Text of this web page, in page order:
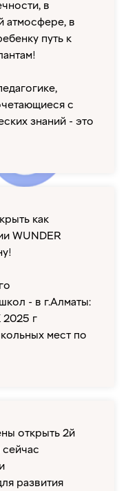
в
атмосфере, в
путь к
с
знаний - это
как
WUNDER
- в г.Алматы:
2025 г
мест по
открыть 2й
развития